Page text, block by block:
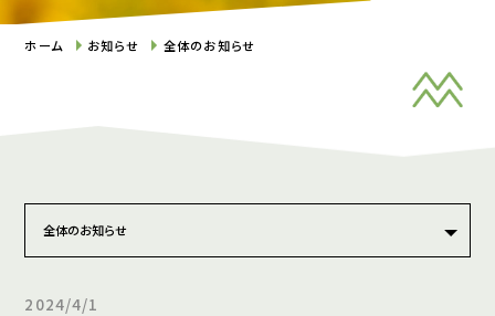
ホーム お知らせ 全体のお知らせ
2024/4/1